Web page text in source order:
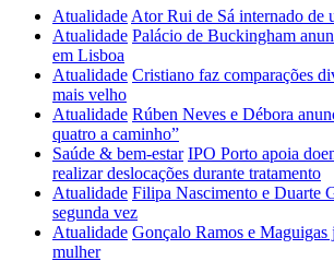
Atualidade Ator Rui de Sá internado de
Atualidade Palácio de Buckingham
em Lisboa
Atualidade Cristiano faz comparações
mais velho
Atualidade Rúben Neves e Débora
quatro a caminho”
Saúde & bem-estar IPO Porto apoia
realizar deslocações durante tratamento
Atualidade Filipa Nascimento e Duarte
segunda vez
Atualidade Gonçalo Ramos e Maguigas
mulher